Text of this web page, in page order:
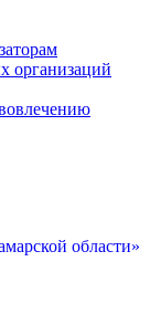
организаций
области»